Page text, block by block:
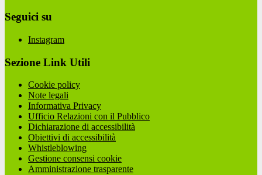
Seguici su
Instagram
Sezione Link Utili
Cookie policy
Note legali
Informativa Privacy
Ufficio Relazioni con il Pubblico
Dichiarazione di accessibilità
Obiettivi di accessibilità
Whistleblowing
Gestione consensi cookie
Amministrazione trasparente